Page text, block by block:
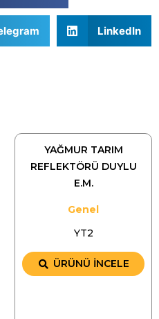
LinkedIn
YAĞMUR TARIM
REFLEKTÖRÜ DUYLU
E.M.
Genel
YT2
ÜRÜNÜ İNCELE